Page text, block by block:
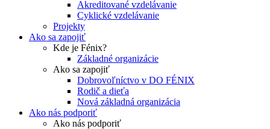
Akreditované vzdelávanie
Cyklické vzdelávanie
Projekty
Ako sa zapojiť
Kde je Fénix?
Základné organizácie
Ako sa zapojiť
Dobrovoľníctvo v DO FÉNIX
Rodič a dieťa
Nová základná organizácia
Ako nás podporiť
Ako nás podporiť